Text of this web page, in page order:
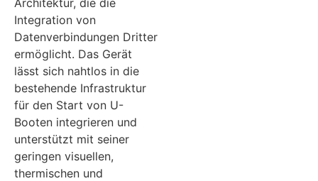
Integration von
Datenverbindungen Dritter
ermöglicht. Das Gerät
lässt sich nahtlos in die
bestehende Infrastruktur
für den Start von U-
Booten integrieren und
unterstützt mit seiner
geringen visuellen,
thermischen und